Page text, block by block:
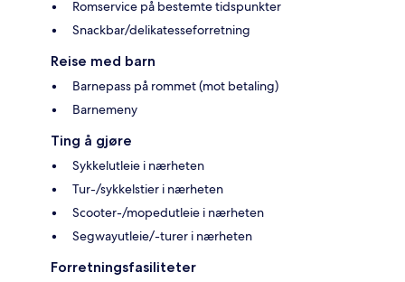
Romservice på bestemte tidspunkter
Snackbar/delikatesseforretning
Reise med barn
Barnepass på rommet (mot betaling)
Barnemeny
Ting å gjøre
Sykkelutleie i nærheten
Tur-/sykkelstier i nærheten
Scooter-/mopedutleie i nærheten
Segwayutleie/-turer i nærheten
Forretningsfasiliteter